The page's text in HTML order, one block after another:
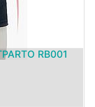
RB001